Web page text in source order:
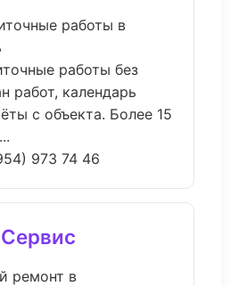
работы в
работы без
работ, календарь
с объекта. Более 15
973 74 46
ремонт в